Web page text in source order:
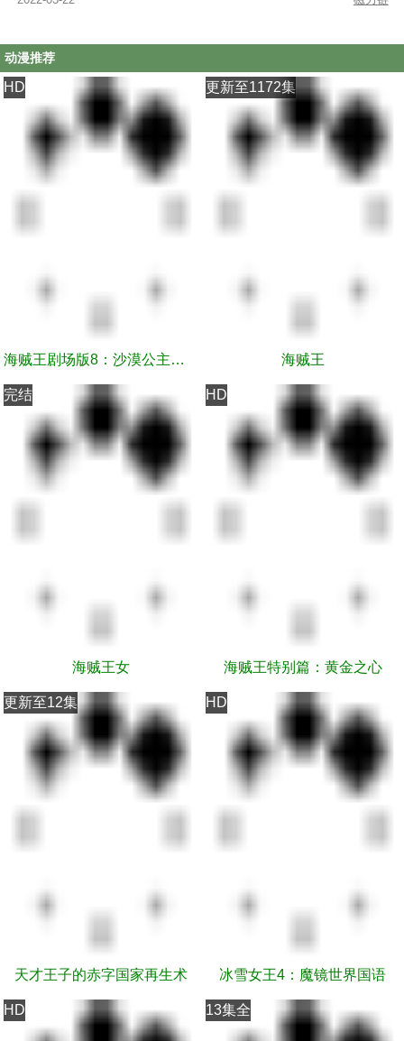
动漫推荐
HD
海贼王剧场版8：沙漠公主与海盗们
更新至1172集
海贼王
完结
海贼王女
HD
海贼王特别篇：黄金之心
更新至12集
天才王子的赤字国家再生术
HD
冰雪女王4：魔镜世界国语
HD 13集全